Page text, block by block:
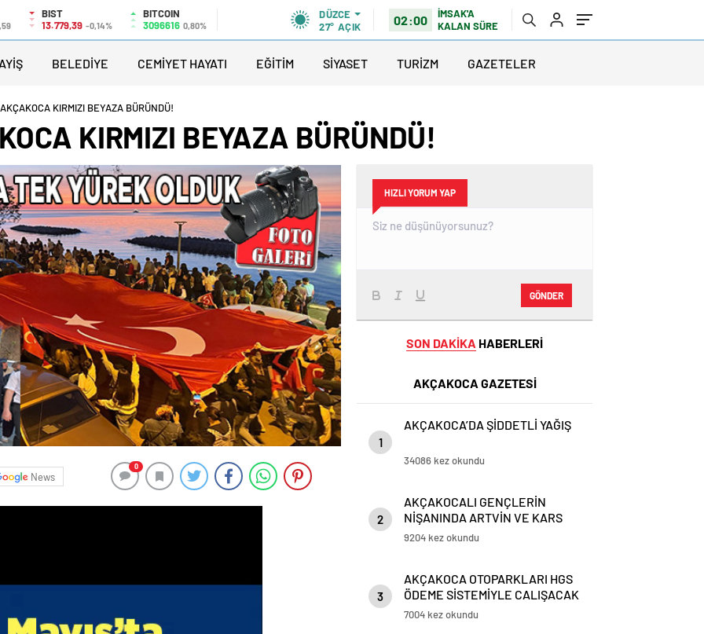
BIST
13.779,39 -0,14%
BITCOIN
3096616 0,80%
DÜZCE
27° AÇIK 02:00
İMSAK'A
KALAN SÜRE
BELEDİYE CEMİYET HAYATI EĞİTİM SİYASET TURİZM GAZETELER
AKÇAKOCA KIRMIZI BEYAZA BÜRÜNDÜ!
KIRMIZI BEYAZA BÜRÜNDÜ!
News
0
HIZLI YORUM YAP
GÖNDER
SON DAKİKA HABERLERİ
AKÇAKOCA GAZETESİ
1
AKÇAKOCA’DA ŞİDDETLİ YAĞIŞ
34086 kez okundu
2
AKÇAKOCALI GENÇLERİN
NİŞANINDA ARTVİN VE KARS
OYUNLARI BİRLİKTE OYNANDI
9204 kez okundu
3
AKÇAKOCA OTOPARKLARI HGS
ÖDEME SİSTEMİYLE CALIŞACAK
7004 kez okundu